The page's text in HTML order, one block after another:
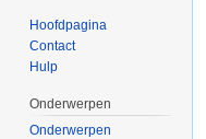
Hoofdpagina
Contact
Hulp
Onderwerpen
Onderwerpen